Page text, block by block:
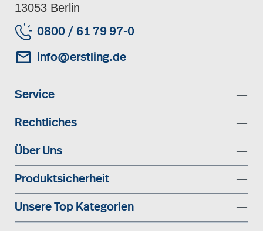
13053 Berlin
0800 / 61 79 97-0
info@erstling.de
Service
Rechtliches
Über Uns
Produktsicherheit
Unsere Top Kategorien